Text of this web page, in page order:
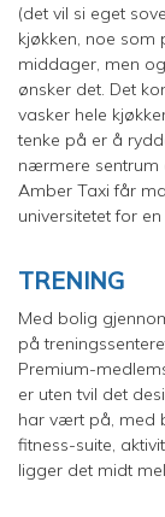
(det vil si eget
kjøkken, noe som
middager, men
ønsker det. Det
vasker hele
tenke på er å
nærmere sentrum
Amber Taxi får
universitetet for
TRENING
Med bolig
på
Premium-
er uten tvil det
har vært på, med
fitness-suite,
ligger det midt